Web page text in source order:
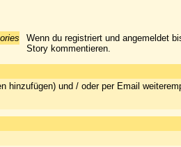
Wenn du registriert und angemeldet
Story kommentieren.
hinzufügen) und / oder per Email